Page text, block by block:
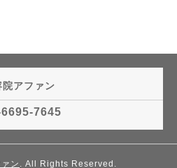
院アファン
7645
ン . All Rights Reserved.